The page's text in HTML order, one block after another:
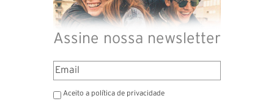
Assine nossa newsletter
Aceito a política de privacidade